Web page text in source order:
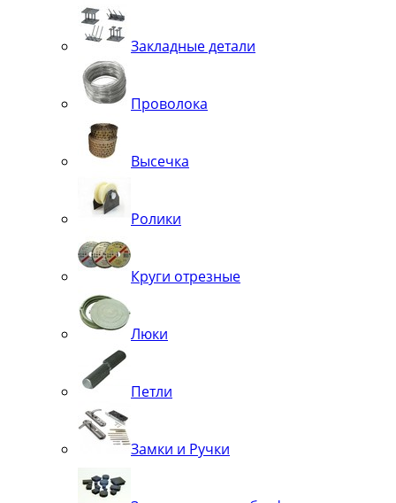
Закладные детали
Проволока
Высечка
Ролики
Круги отрезные
Люки
Петли
Замки и Ручки